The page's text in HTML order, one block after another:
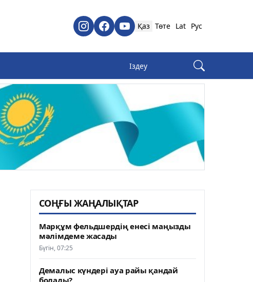
Қаз Төте Lat Рус
СОҢҒЫ ЖАҢАЛЫҚТАР
Марқұм фельдшердің енесі маңызды
мәлімдеме жасады
Бүгін, 07:25
Демалыс күндері ауа райы қандай
болады?